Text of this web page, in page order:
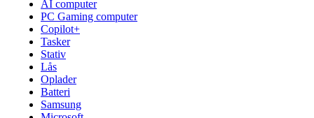
AI computer
PC Gaming computer
Copilot+
Tasker
Stativ
Lås
Oplader
Batteri
Samsung